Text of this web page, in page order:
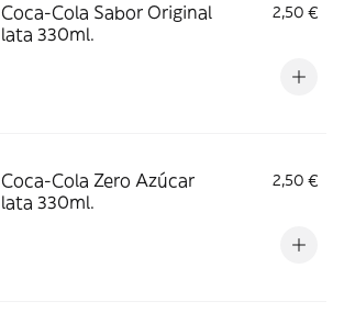
Coca-Cola Sabor Original
lata 330ml.
2,50 €
Coca-Cola Zero Azúcar
lata 330ml.
2,50 €